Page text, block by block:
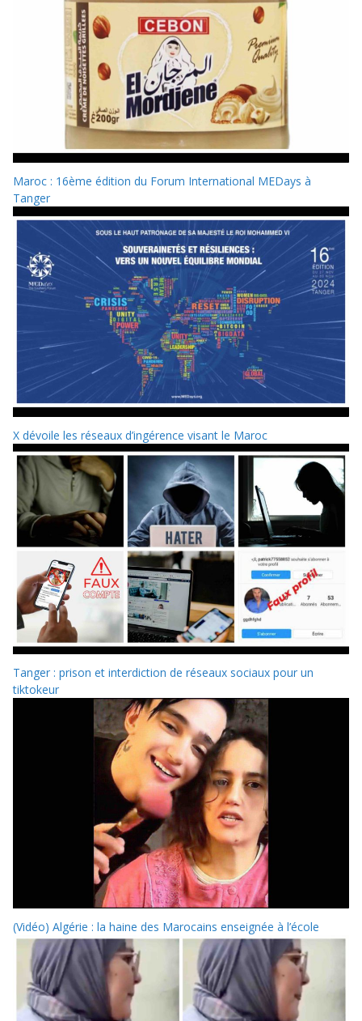
Maroc : 16ème édition du Forum International MEDays à
Tanger
X dévoile les réseaux d’ingérence visant le Maroc
Tanger : prison et interdiction de réseaux sociaux pour un
tiktokeur
(Vidéo) Algérie : la haine des Marocains enseignée à l’école